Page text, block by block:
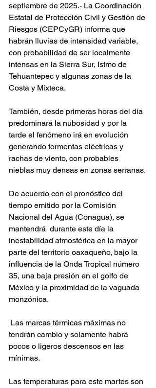
septiembre de 2025.- La Coordinación
Estatal de Protección Civil y Gestión de
Riesgos (CEPCyGR) informa que
habrán lluvias de intensidad variable,
con probabilidad de ser localmente
intensas en la Sierra Sur, Istmo de
Tehuantepec y algunas zonas de la
Costa y Mixteca.
También, desde primeras horas del día
predominará la nubosidad y por la
tarde el fenómeno irá en evolución
generando tormentas eléctricas y
rachas de viento, con probables
nieblas muy densas en zonas serranas.
De acuerdo con el pronóstico del
tiempo emitido por la Comisión
Nacional del Agua (Conagua), se
mantendrá  durante este día la
inestabilidad atmosférica en la mayor
parte del territorio oaxaqueño, bajo la
influencia de la Onda Tropical número
35, una baja presión en el golfo de
México y la proximidad de la vaguada
monzónica.
tendrán cambio y solamente habrá
pocos o ligeros descensos en las
mínimas.
Las temperaturas para este martes son